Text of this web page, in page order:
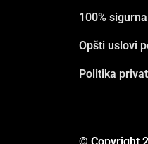
100%
Opšti uslovi
Politika